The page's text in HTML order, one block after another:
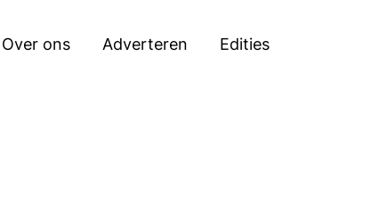
Over ons Adverteren Edities